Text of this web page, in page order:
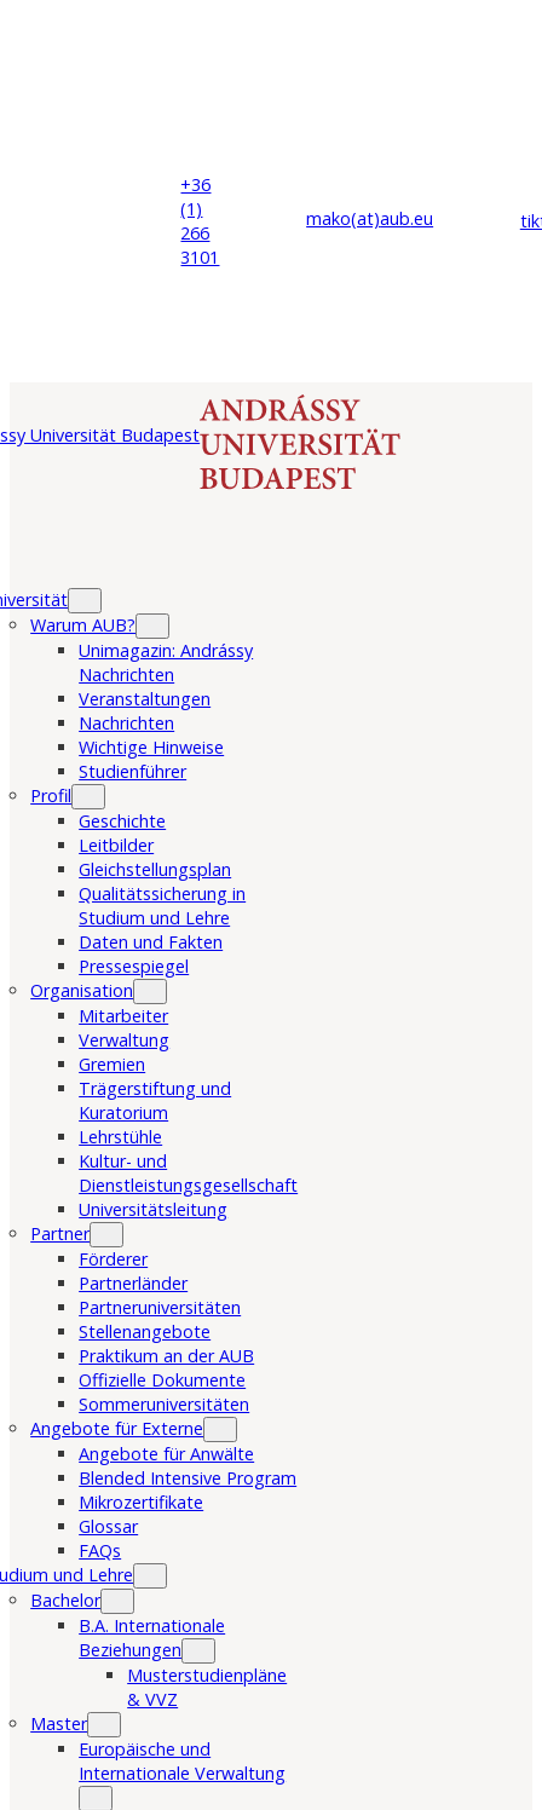
+36
(1)
266
3101
mako(at)aub.eu
Warum AUB?
Unimagazin: Andrássy
Nachrichten
Veranstaltungen
Nachrichten
Wichtige Hinweise
Studienführer
Profil
Geschichte
Leitbilder
Gleichstellungsplan
Qualitätssicherung in
Studium und Lehre
Daten und Fakten
Pressespiegel
Organisation
Mitarbeiter
Verwaltung
Gremien
Trägerstiftung und
Kuratorium
Lehrstühle
Kultur- und
Dienstleistungsgesellschaft
Universitätsleitung
Partner
Förderer
Partnerländer
Partneruniversitäten
Stellenangebote
Praktikum an der AUB
Offizielle Dokumente
Sommeruniversitäten
Angebote für Externe
Angebote für Anwälte
Blended Intensive Program
Mikrozertifikate
Glossar
FAQs
und Lehre
Bachelor
B.A. Internationale
Beziehungen
Musterstudienpläne
& VVZ
Master
Europäische und
Internationale Verwaltung